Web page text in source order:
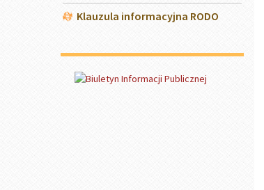
Klauzula informacyjna RODO